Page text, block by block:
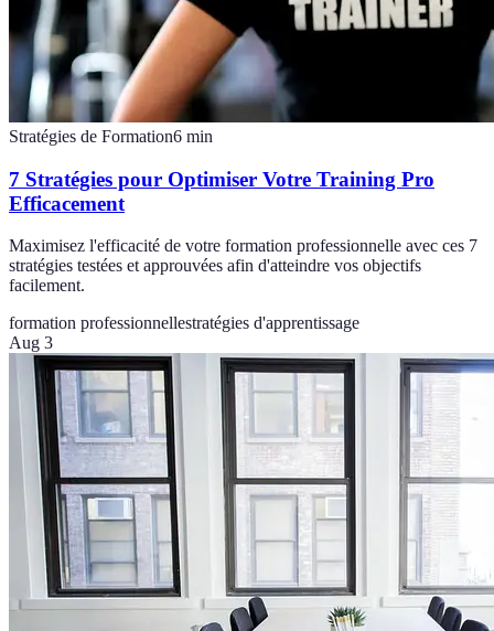
Stratégies de Formation6 min
7 Stratégies pour Optimiser Votre Training Pro
Efficacement
Maximisez l'efficacité de votre formation professionnelle avec ces 7
stratégies testées et approuvées afin d'atteindre vos objectifs
facilement.
formation professionnellestratégies d'apprentissage
Aug 3